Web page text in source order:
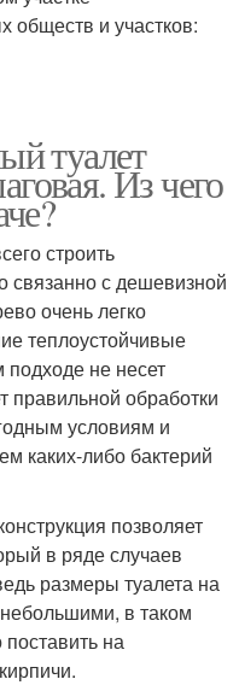
обществ и участков:
туалет
Из чего
строить
связанно с дешевизной
очень легко
теплоустойчивые
подходе не несет
правильной обработки
условиям и
каких-либо бактерий
позволяет
в ряде случаев
размеры туалета на
в таком
на